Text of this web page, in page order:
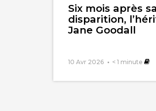
Six mois après sa
disparition,
Jane Goodall
10 Avr 2026 < 1 minute